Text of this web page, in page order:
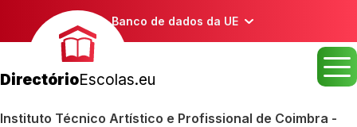
Banco de dados da UE
DirectórioEscolas.eu
Instituto Técnico Artístico e Profissional de Coimbra -